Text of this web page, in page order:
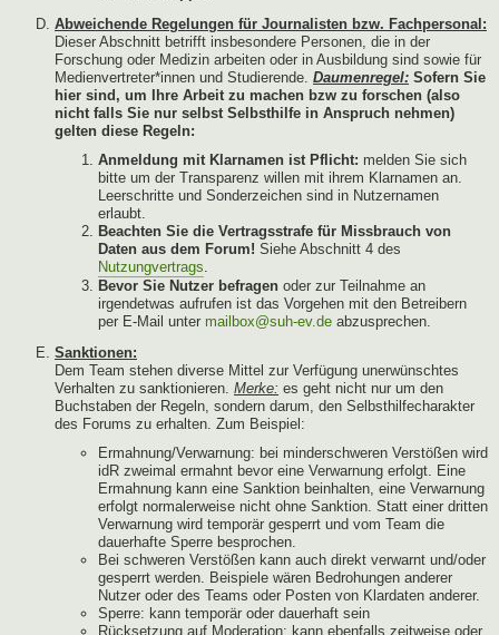
Abweichende Regelungen für Journalisten bzw. Fachpersonal:
Dieser Abschnitt betrifft insbesondere Personen, die in der
Forschung oder Medizin arbeiten oder in Ausbildung sind sowie für
Medienvertreter*innen und Studierende. Daumenregel: Sofern Sie
hier sind, um Ihre Arbeit zu machen bzw zu forschen (also
nicht falls Sie nur selbst Selbsthilfe in Anspruch nehmen)
gelten diese Regeln:
Anmeldung mit Klarnamen ist Pflicht: melden Sie sich
bitte um der Transparenz willen mit ihrem Klarnamen an.
Leerschritte und Sonderzeichen sind in Nutzernamen
erlaubt.
Beachten Sie die Vertragsstrafe für Missbrauch von
Daten aus dem Forum! Siehe Abschnitt 4 des
Nutzungvertrags.
Bevor Sie Nutzer befragen oder zur Teilnahme an
irgendetwas aufrufen ist das Vorgehen mit den Betreibern
per E-Mail unter mailbox@suh-ev.de abzusprechen.
Sanktionen:
Dem Team stehen diverse Mittel zur Verfügung unerwünschtes
Verhalten zu sanktionieren. Merke: es geht nicht nur um den
Buchstaben der Regeln, sondern darum, den Selbsthilfecharakter
des Forums zu erhalten. Zum Beispiel:
Ermahnung/Verwarnung: bei minderschweren Verstößen wird
idR zweimal ermahnt bevor eine Verwarnung erfolgt. Eine
Ermahnung kann eine Sanktion beinhalten, eine Verwarnung
erfolgt normalerweise nicht ohne Sanktion. Statt einer dritten
Verwarnung wird temporär gesperrt und vom Team die
dauerhafte Sperre besprochen.
Bei schweren Verstößen kann auch direkt verwarnt und/oder
gesperrt werden. Beispiele wären Bedrohungen anderer
Nutzer oder des Teams oder Posten von Klardaten anderer.
Sperre: kann temporär oder dauerhaft sein
Rücksetzung auf Moderation: kann ebenfalls zeitweise oder